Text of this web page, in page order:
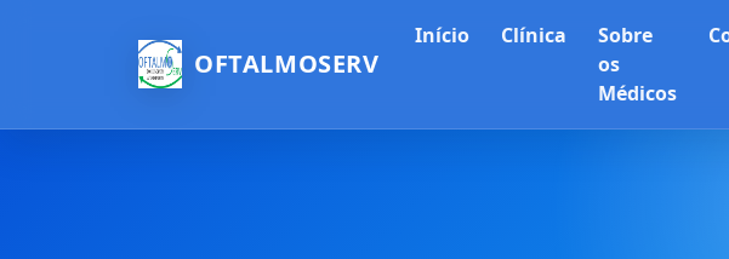
OFTALMOSERV
Início Clínica
Sobre
os
Médicos